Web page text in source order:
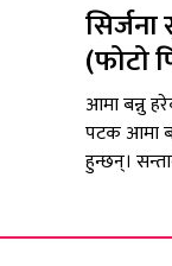
(फोटो
आमा बन्नु
पटक आमा
हुन्छन्।